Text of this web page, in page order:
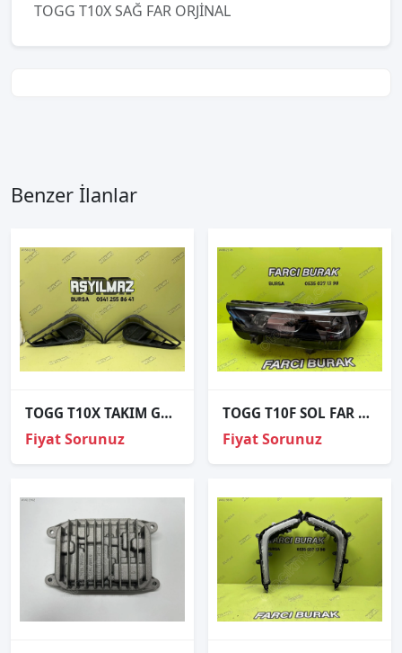
TOGG T10X SAĞ FAR ORJİNAL
Benzer İlanlar
TOGG T10X TAKIM GÜNDÜZ LEDİ ÇERÇEVESİ ORJİNAL
Fiyat Sorunuz
TOGG T10F SOL FAR ORJİNAL S1 B0405901101 AF 2025-
Fiyat Sorunuz